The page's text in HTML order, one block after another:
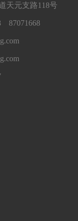
天元支路118号
87071668